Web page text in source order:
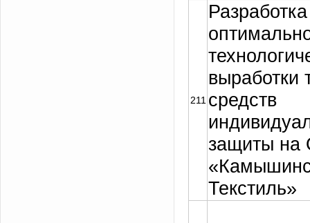
211
Разработка
выработки
средств
защиты
Текстиль»